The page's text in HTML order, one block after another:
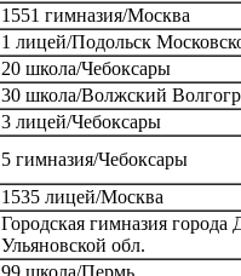
1551 гимназия/Москва
1 лицей/Подольск
20 школа/Чебоксары
30 школа/Волжский
3 лицей/Чебоксары
5 гимназия/Чебоксары
1535 лицей/Москва
Городская гимназия
Ульяновской обл.
99 школа/Пермь